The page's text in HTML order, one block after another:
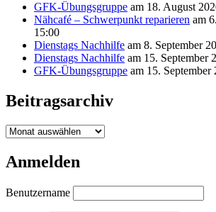
GFK-Übungsgruppe am 18. August
Nähcafé – Schwerpunkt reparieren am
15:00
Dienstags Nachhilfe am 8. September
Dienstags Nachhilfe am 15. September
GFK-Übungsgruppe am 15. September
Beitragsarchiv
Beitragsarchiv
Anmelden
Benutzername